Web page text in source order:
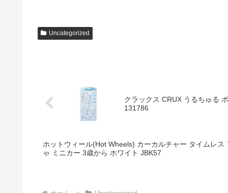
Uncategorized
クラックス CRUX うるちゅる
131786
ホットウィール(Hot Wheels) カーカルチャー タイムレ
ゃ ミニカー 3歳から ホワイト JBK57